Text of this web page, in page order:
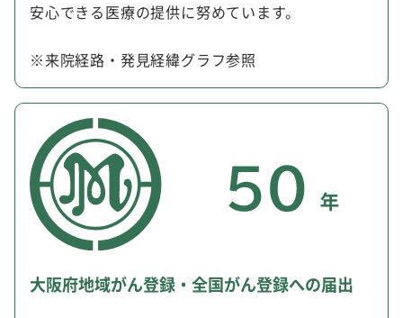
安心できる医療の提供に努めています。
※来院経路・発見経緯グラフ参照
大阪府地域がん登録・全国がん登録への届出